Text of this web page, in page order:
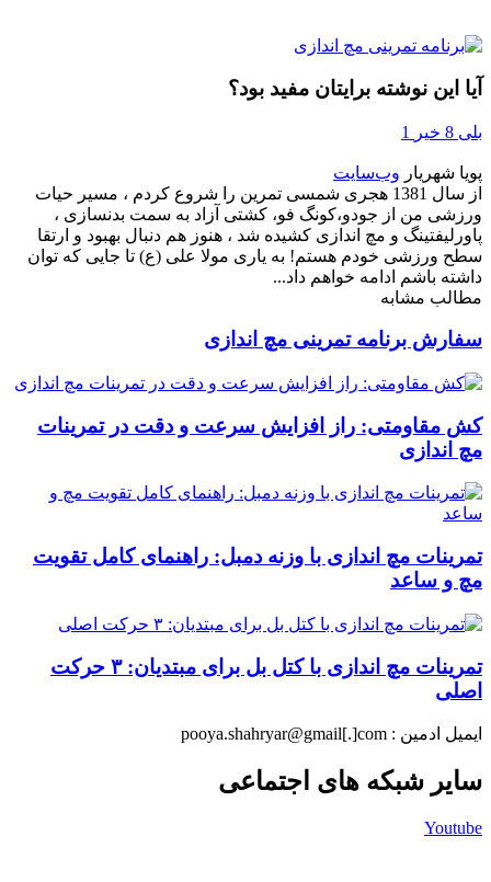
آیا این نوشته برایتان مفید بود؟
بلی 8 خیر 1
پویا شهریار وب‌سایت
از سال 1381 هجری شمسی تمرین را شروع کردم ، مسیر حیات
ورزشی من از جودو،کونگ فو، کشتی آزاد به سمت بدنسازی ،
پاورلیفتینگ و مچ اندازی کشیده شد ، هنوز هم دنبال بهبود و ارتقا
سطح ورزشی خودم هستم! به یاری مولا علی (ع) تا جایی که توان
داشته باشم ادامه خواهم داد...
مطالب مشابه
سفارش برنامه تمرینی مچ اندازی
کش مقاومتی: راز افزایش سرعت و دقت در تمرینات
مچ اندازی
تمرینات مچ اندازی با وزنه دمبل: راهنمای کامل تقویت
مچ و ساعد
تمرینات مچ اندازی با کتل بل برای مبتدیان: ۳ حرکت
اصلی
ایمیل ادمین : pooya.shahryar@gmail[.]com
سایر شبکه های اجتماعی
Youtube